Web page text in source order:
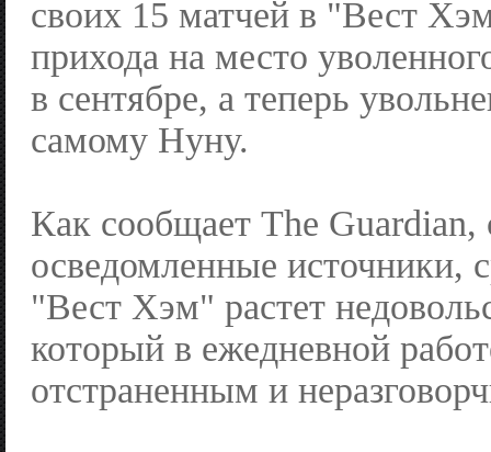
своих 15 матчей в "Вест
прихода на место
в сентябре, а теперь
самому Нуну.
Как сообщает The Guardian,
осведомленные источники,
"Вест Хэм" растет
который в ежедневной
отстраненным и